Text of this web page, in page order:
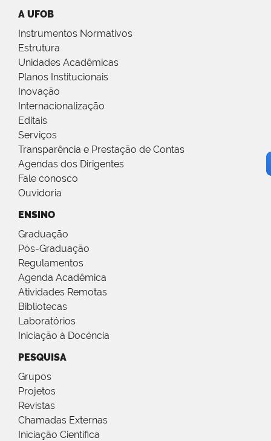
A UFOB
Instrumentos Normativos
Estrutura
Unidades Acadêmicas
Planos Institucionais
Inovação
Internacionalização
Editais
Serviços
Transparência e Prestação de Contas
Agendas dos Dirigentes
Fale conosco
Ouvidoria
ENSINO
Graduação
Pós-Graduação
Regulamentos
Agenda Acadêmica
Atividades Remotas
Bibliotecas
Laboratórios
Iniciação à Docência
PESQUISA
Grupos
Projetos
Revistas
Chamadas Externas
Iniciação Científica